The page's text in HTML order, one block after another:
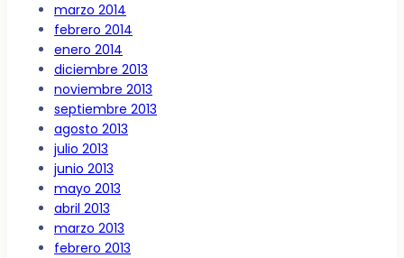
marzo 2014
febrero 2014
enero 2014
diciembre 2013
noviembre 2013
septiembre 2013
agosto 2013
julio 2013
junio 2013
mayo 2013
abril 2013
marzo 2013
febrero 2013